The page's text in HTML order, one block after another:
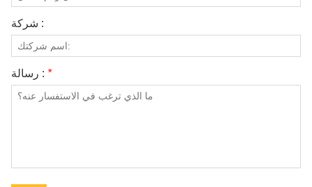
شركة :
رسالة : *